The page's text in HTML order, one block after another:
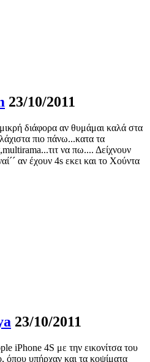
23/10/2011
διάφορα αν θυμάμαι καλά στα
πιο πάνω...κατα τα
να πω.... Δείχνουν
αν έχουν 4s εκει και το Χούντα
23/10/2011
iPhone 4S με την εικονίτσα του
όπου υπήρχαν και τα κοψίματα